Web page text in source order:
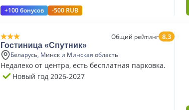
+100 бонусов -500 RUB
Общий рейтинг 8.3
Гостиница «Спутник»
Беларусь, Минск и Минская область
Недалеко от центра, есть бесплатная парковка.
Новый год 2026-2027